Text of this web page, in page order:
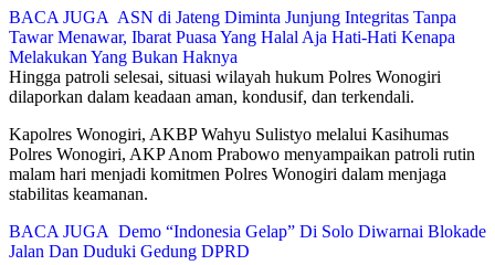
BACA JUGA ASN di Jateng Diminta Junjung Integritas Tanpa
Tawar Menawar, Ibarat Puasa Yang Halal Aja Hati-Hati Kenapa
Melakukan Yang Bukan Haknya
Hingga patroli selesai, situasi wilayah hukum Polres Wonogiri
dilaporkan dalam keadaan aman, kondusif, dan terkendali.
Kapolres Wonogiri, AKBP Wahyu Sulistyo melalui Kasihumas
Polres Wonogiri, AKP Anom Prabowo menyampaikan patroli rutin
malam hari menjadi komitmen Polres Wonogiri dalam menjaga
stabilitas keamanan.
BACA JUGA Demo “Indonesia Gelap” Di Solo Diwarnai Blokade
Jalan Dan Duduki Gedung DPRD